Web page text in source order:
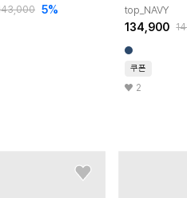
5%
top_NAVY
134,900
쿠폰
2